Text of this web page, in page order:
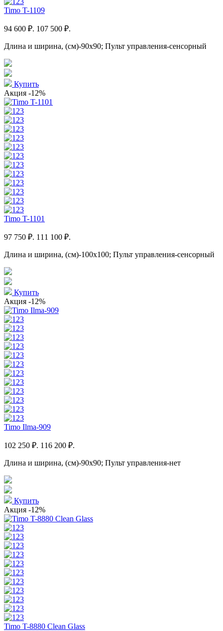
Timo T-1109
94 600 ₽. 107 500 ₽.
Длина и ширина, (см)-90x90; Пульт управления-сенсорный
Купить
Акция -12%
Timo T-1101
97 750 ₽. 111 100 ₽.
Длина и ширина, (см)-100x100; Пульт управления-сенсорный
Купить
Акция -12%
Timo Ilma-909
102 250 ₽. 116 200 ₽.
Длина и ширина, (см)-90x90; Пульт управления-нет
Купить
Акция -12%
Timo T-8880 Clean Glass